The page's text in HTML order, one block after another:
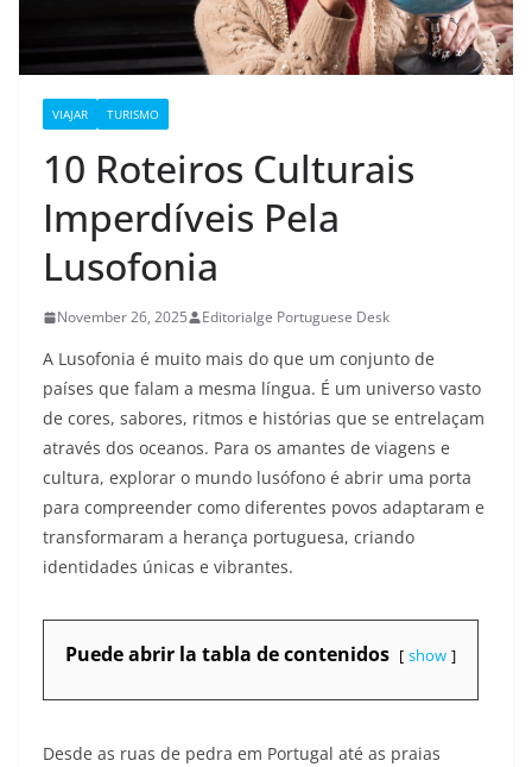
VIAJAR TURISMO
10 Roteiros Culturais
Imperdíveis Pela
Lusofonia
November 26, 2025 Editorialge Portuguese Desk
A Lusofonia é muito mais do que um conjunto de
países que falam a mesma língua. É um universo vasto
de cores, sabores, ritmos e histórias que se entrelaçam
através dos oceanos. Para os amantes de viagens e
cultura, explorar o mundo lusófono é abrir uma porta
para compreender como diferentes povos adaptaram e
transformaram a herança portuguesa, criando
identidades únicas e vibrantes.
Puede abrir la tabla de contenidos show
Desde as ruas de pedra em Portugal até as praias